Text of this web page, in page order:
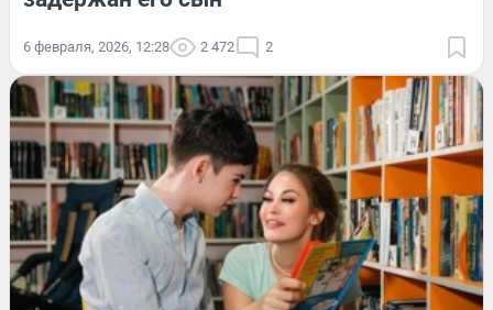
6 февраля, 2026, 12:28 2 472 2